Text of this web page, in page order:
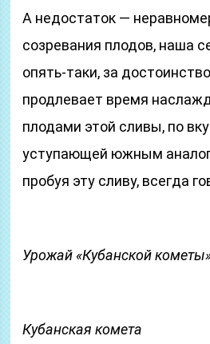
А недостаток —
созревания плодов, наша
опять-таки, за
продлевает время
плодами этой сливы, по
уступающей южным
пробуя эту сливу, всегда
Урожай «Кубанской
Кубанская комета